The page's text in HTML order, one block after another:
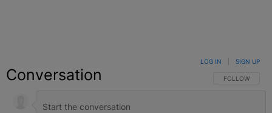
Conversation FOLLOW THIS
FOLLOW
LOG IN SIGN UP